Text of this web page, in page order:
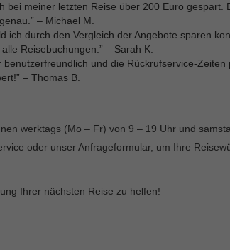
bei meiner letzten Reise über 200 Euro gespart.
– Michael M.
ich durch den Vergleich der Angebote sparen
Reisebuchungen.” – Sarah K.
benutzerfreundlich und die Rückrufservice-
– Thomas B.
werktags (Mo – Fr) von 9 – 19 Uhr und
oder unser Anfrageformular, um Ihre
Ihrer nächsten Reise zu helfen!